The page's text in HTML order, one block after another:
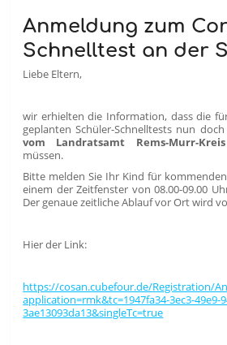
Anmeldung zum
Schnelltest an der
Liebe Eltern,
wir erhielten die Information, dass die
geplanten Schüler-Schnelltests nun
vom Landratsamt Rems-Murr-Kreis
müssen.
Bitte melden Sie Ihr Kind für kommenden
einem der Zeitfenster von 08.00-09.00
Der genaue zeitliche Ablauf vor Ort wird
Hier der Link:
https://cosan.cubefour.de/Registration/
application=rmk&tc=1947fa34-3ec3-49e9-
3ae13093da13&singleTc=true